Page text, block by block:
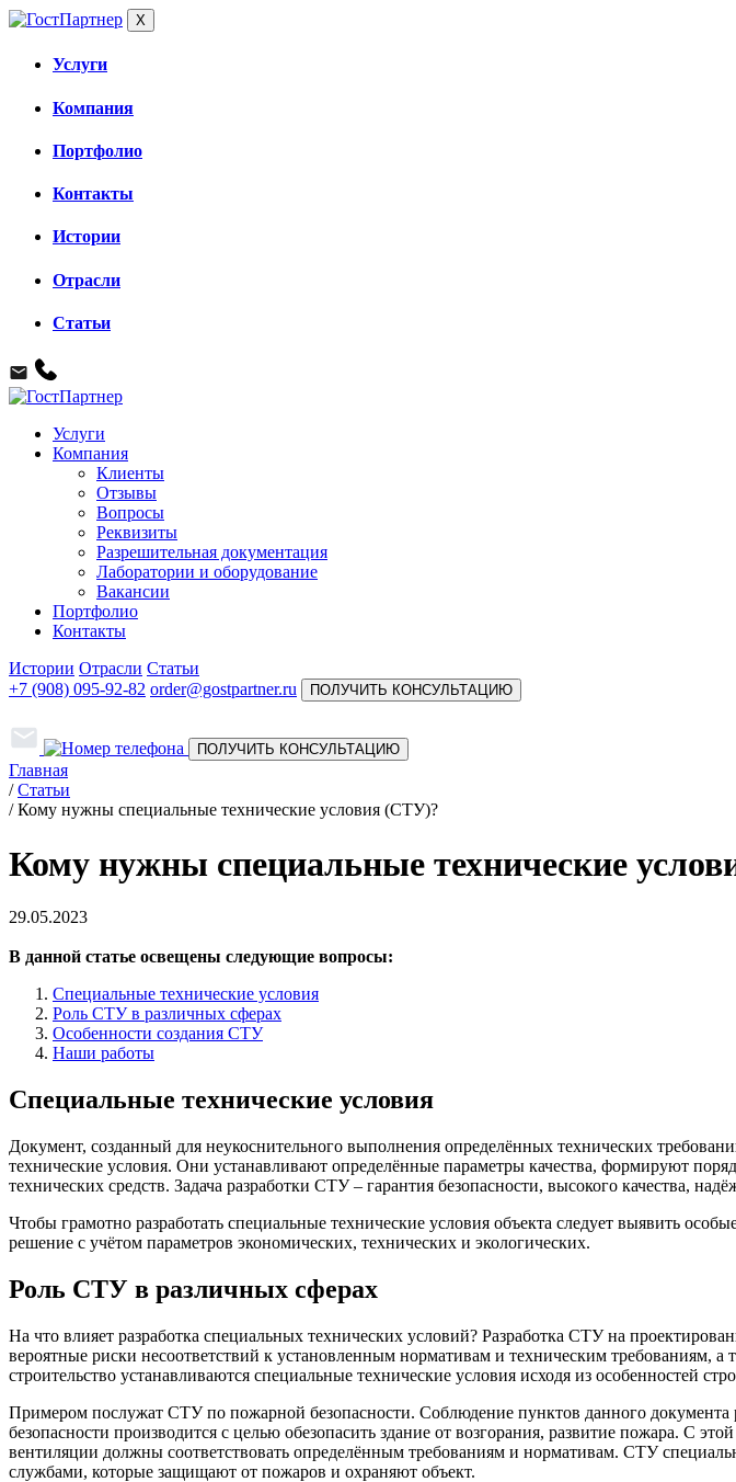
X
Услуги
Компания
Портфолио
Контакты
Истории
Отрасли
Статьи
Услуги
Компания
Клиенты
Отзывы
Вопросы
Реквизиты
Разрешительная документация
Лаборатории и оборудование
Вакансии
Портфолио
Контакты
Истории Отрасли Статьи
+7 (908) 095-92-82 order@gostpartner.ru ПОЛУЧИТЬ КОНСУЛЬТАЦИЮ
ПОЛУЧИТЬ КОНСУЛЬТАЦИЮ
Главная
/ Статьи
/ Кому нужны специальные технические условия (СТУ)?
Кому нужны специальные технические
29.05.2023
В данной статье освещены следующие вопросы:
Специальные технические условия
Роль СТУ в различных сферах
Особенности создания СТУ
Наши работы
Специальные технические условия
Документ, созданный для неукоснительного выполнения определённых технических
технические условия. Они устанавливают определённые параметры качества, формируют
технических средств. Задача разработки СТУ – гарантия безопасности, высокого качества,
Чтобы грамотно разработать специальные технические условия объекта следует выявить
решение с учётом параметров экономических, технических и экологических.
Роль СТУ в различных сферах
На что влияет разработка специальных технических условий? Разработка СТУ на
вероятные риски несоответствий к установленным нормативам и техническим требованиям,
строительство устанавливаются специальные технические условия исходя из особенностей
Примером послужат СТУ по пожарной безопасности. Соблюдение пунктов данного
безопасности производится с целью обезопасить здание от возгорания, развитие пожара. С
вентиляции должны соответствовать определённым требованиям и нормативам. СТУ
службами, которые защищают от пожаров и охраняют объект.